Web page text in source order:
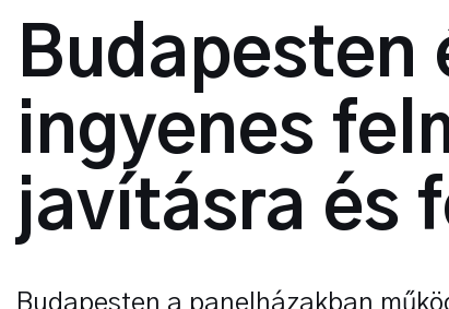
Budapesten
ingyenes
javításra és
Budapesten a panelházakban